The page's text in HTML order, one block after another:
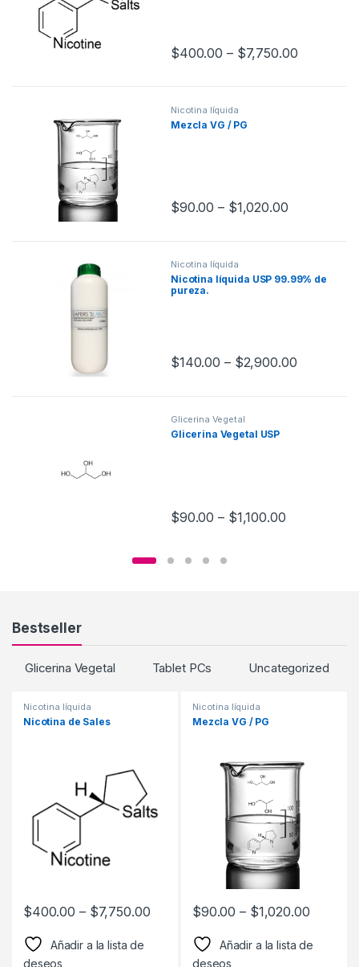
$400.00 – $7,750.00
Nicotina líquida
Mezcla VG / PG
$90.00 – $1,020.00
Nicotina líquida
Nicotina líquida USP 99.99% de
pureza.
$140.00 – $2,900.00
Glicerina Vegetal
Glicerina Vegetal USP
$90.00 – $1,100.00
Bestseller
Glicerina Vegetal Tablet PCs Uncategorized
Nicotina líquida
Nicotina de Sales
$400.00 – $7,750.00
Añadir a la lista de
deseos
Nicotina líquida
Mezcla VG / PG
$90.00 – $1,020.00
Añadir a la lista de
deseos